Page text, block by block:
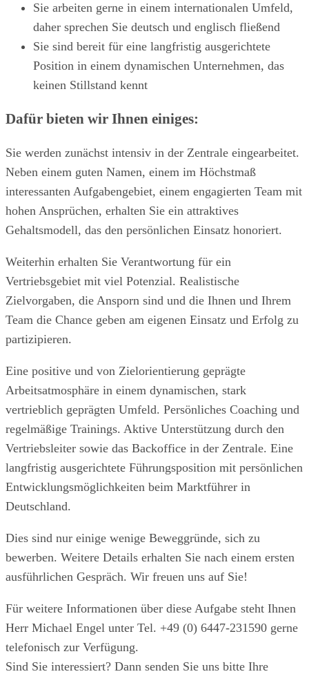
Sie arbeiten gerne in einem internationalen Umfeld,
daher sprechen Sie deutsch und englisch fließend
Sie sind bereit für eine langfristig ausgerichtete
Position in einem dynamischen Unternehmen, das
keinen Stillstand kennt
Dafür bieten wir Ihnen einiges:
Sie werden zunächst intensiv in der Zentrale eingearbeitet.
Neben einem guten Namen, einem im Höchstmaß
interessanten Aufgabengebiet, einem engagierten Team mit
hohen Ansprüchen, erhalten Sie ein attraktives
Gehaltsmodell, das den persönlichen Einsatz honoriert.
Weiterhin erhalten Sie Verantwortung für ein
Vertriebsgebiet mit viel Potenzial. Realistische
Zielvorgaben, die Ansporn sind und die Ihnen und Ihrem
Team die Chance geben am eigenen Einsatz und Erfolg zu
partizipieren.
Eine positive und von Zielorientierung geprägte
Arbeitsatmosphäre in einem dynamischen, stark
vertrieblich geprägten Umfeld. Persönliches Coaching und
regelmäßige Trainings. Aktive Unterstützung durch den
Vertriebsleiter sowie das Backoffice in der Zentrale. Eine
langfristig ausgerichtete Führungsposition mit persönlichen
Entwicklungsmöglichkeiten beim Marktführer in
Deutschland.
Dies sind nur einige wenige Beweggründe, sich zu
bewerben. Weitere Details erhalten Sie nach einem ersten
ausführlichen Gespräch. Wir freuen uns auf Sie!
Für weitere Informationen über diese Aufgabe steht Ihnen
Herr Michael Engel unter Tel. +49 (0) 6447-231590 gerne
telefonisch zur Verfügung.
Sind Sie interessiert? Dann senden Sie uns bitte Ihre